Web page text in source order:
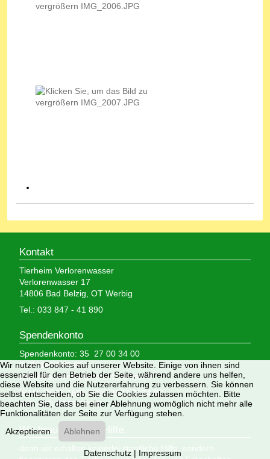
Kontakt
Tierheim Verlorenwasser
Verlorenwasser 17
14806 Bad Belzig, OT Werbig
Tel.: 033 847 - 41 890
Spendenkonto
Spendenkonto: 35 27 00 34 00
BLZ: 160 500 00
Mittelbrandenburgische Sparkasse
IBAN: DE05 1605 0000 3527 0034 00
BIC: WELADED1PMB
Wir brauchen Ihre Hilfe,
denn wir erhalten keinerlei staatliche Hilfe, sondern
Wir nutzen Cookies auf unserer Website. Einige von ihnen sind
essenziell für den Betrieb der Seite, während andere uns helfen,
diese Website und die Nutzererfahrung zu verbessern. Sie können
selbst entscheiden, ob Sie die Cookies zulassen möchten. Bitte
beachten Sie, dass bei einer Ablehnung womöglich nicht mehr alle
Funktionalitäten der Seite zur Verfügung stehen.
Akzeptieren
Ablehnen
Datenschutz| Impressum